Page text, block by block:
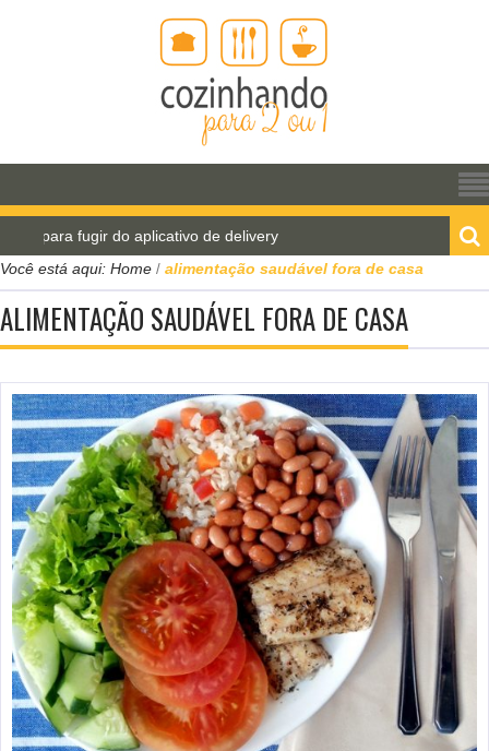
para fugir do aplicativo de delivery
Pão de água
Você está aqui: Home / alimentação saudável fora de casa
ALIMENTAÇÃO SAUDÁVEL FORA DE CASA